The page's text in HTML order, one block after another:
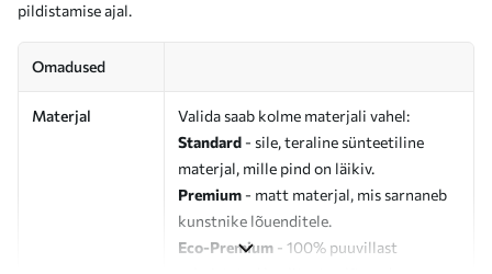
pildistamise ajal.
Omadused
Materjal
Valida saab kolme materjali vahel:
Standard - sile, teraline sünteetiline
materjal, mille pind on läikiv.
Premium - matt materjal, mis sarnaneb
kunstnike lõuenditele.
Eco-Premium - 100% puuvillast